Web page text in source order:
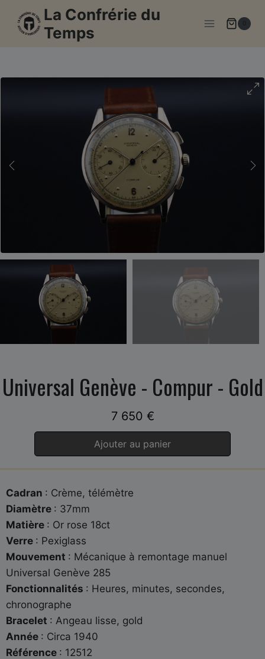
contenu
La Confrérie du
Temps
Universal Genève - Compur - Gold
7 650 €
Ajouter au panier
Cadran : Crème, télémètre
Diamètre : 37mm
Matière : Or rose 18ct
Verre : Pexiglass
Mouvement : Mécanique à remontage manuel
Universal Genève 285
Fonctionnalités : Heures, minutes, secondes,
chronographe
Bracelet : Angeau lisse, gold
Année : Circa 1940
Référence : 12512